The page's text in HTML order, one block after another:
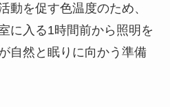
動を促す色温度のため、
に入る1時間前から照明を
自然と眠りに向かう準備